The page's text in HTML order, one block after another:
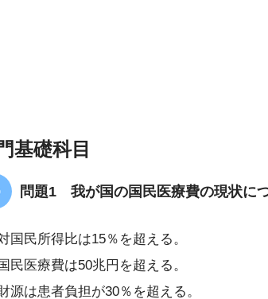
基礎科目
問題1 我が国の国民医療費の現状に
国民所得比は15％を超える。
民医療費は50兆円を超える。
源は患者負担が30％を超える。